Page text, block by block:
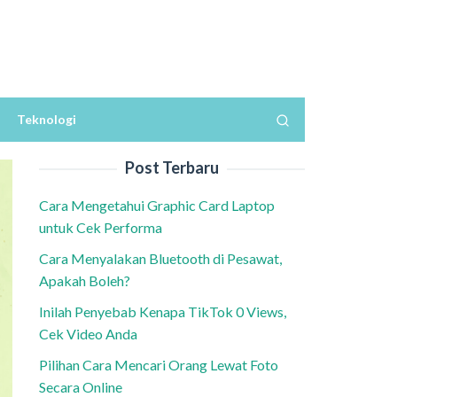
Teknologi
Post Terbaru
Cara Mengetahui Graphic Card Laptop
untuk Cek Performa
Cara Menyalakan Bluetooth di Pesawat,
Apakah Boleh?
Inilah Penyebab Kenapa TikTok 0 Views,
Cek Video Anda
Pilihan Cara Mencari Orang Lewat Foto
Secara Online